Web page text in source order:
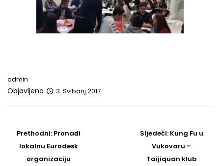
admin
Objavljeno 3. Svibanj 2017.
navigation
Prethodni: Prethodni
post
Pronađi
lokalnu Eurodesk
organizaciju
Sljedeći: Sljedeći
Post
Kung Fu u
Vukovaru –
Taijiquan klub